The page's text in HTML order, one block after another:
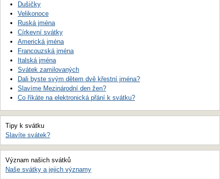
Dušičky
Velikonoce
Ruská jména
Církevní svátky
Americká jména
Francouzská jména
Italská jména
Svátek zamilovaných
Dali byste svým dětem dvě křestní jména?
Slavíme Mezinárodní den žen?
Co říkáte na elektronická přání k svátku?
Tipy k svátku
Slavíte svátek?
Význam našich svátků
Naše svátky a jejich významy